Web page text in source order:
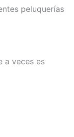
peluquerías
a veces es